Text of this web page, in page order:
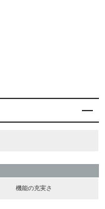
機能の充実さ